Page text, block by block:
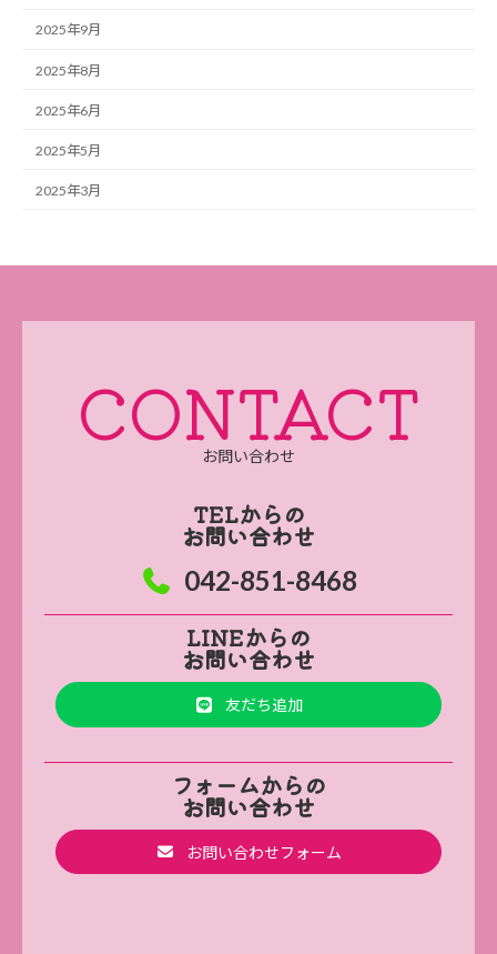
2025年9月
2025年8月
2025年6月
2025年5月
2025年3月
CONTACT
お問い合わせ
TELからの
お問い合わせ
042-851-8468
LINEからの
お問い合わせ
友だち追加
フォームからの
お問い合わせ
お問い合わせフォーム